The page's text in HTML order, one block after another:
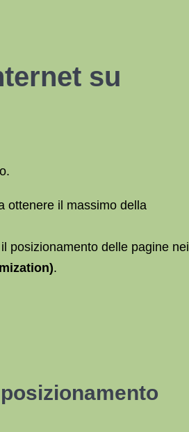
su
ottenere il massimo della
posizionamento delle pagine nei
.